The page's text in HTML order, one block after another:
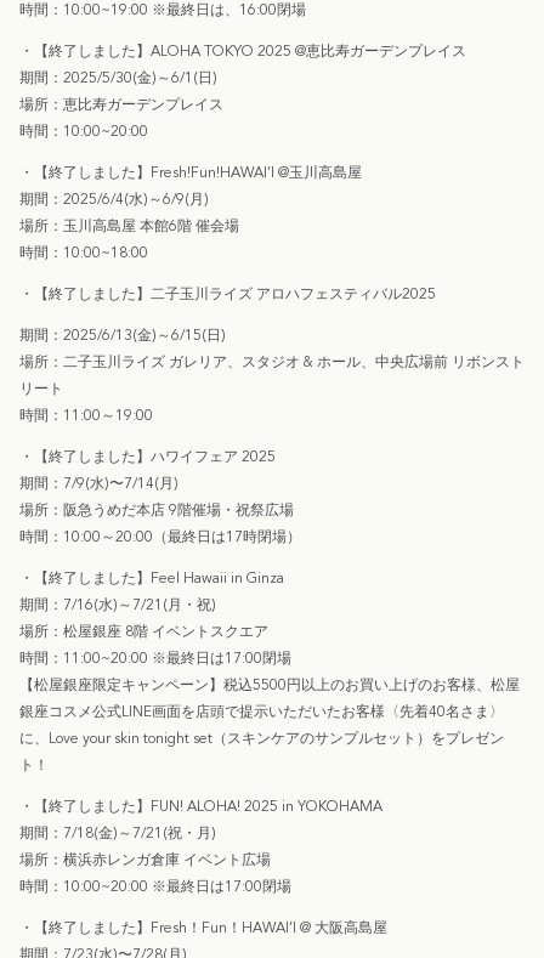
時間： 10:00~19:00 ※最終日は、 16:00閉場
・【終了しました】 ALOHA TOKYO 2025 @恵比寿ガーデンプレイス
期間： 2025/5/30(金) ～6/1( 日 )
場所：恵比寿ガーデンプレイス
時間： 10:00~20:00
・【終了しました】 Fresh!Fun!HAWAI’I @玉川 高島屋
期間： 2025/6/4(水) ～6/9(月 )
場所：玉川 高島屋 本館6階 催会場
時間： 10:00~18:00
・【終了しました】 二子玉川ライズ アロハフェスティバル2025
期間： 2025/6/13(金) ～6/15(日 )
場所：二子玉川ライズ ガレリア、スタジオ & ホール、中央広場前 リボンスト
リート
時間：11:00～19:00
・【終了しました】ハワイフェア 2025
期間： 7/9(水)〜7/14(月)
場所：阪急うめだ本店 9階催場・祝祭広場
時間：10:00～20:00（最終日は17時閉場）
・【終了しました】Feel Hawaii in Ginza
期間：7/16(水) ～7/21 (月・祝)
場所：松屋銀座 8階 イベントスクエア
時間： 11:00~20:00 ※最終日は17:00閉場
【松屋銀座限定キャンペーン】税込5500円以上のお買い上げのお客様、松屋
銀座コスメ公式LINE画面を店頭で提示いただいたお客様〈先着40名さま〉
に、Love your skin tonight set（スキンケアのサンプルセット）をプレゼン
ト！
・ 【終了しました】
FUN! ALOHA! 2025 in YOKOHAMA
期間：7/18(金) ～7/21 (祝・月 )
場所：横浜赤レンガ倉庫 イベント広場
時間： 10:00~20:00 ※最終日は17:00閉場
・ 【終了しました】
Fresh！Fun！HAWAI’I @ 大阪高島屋